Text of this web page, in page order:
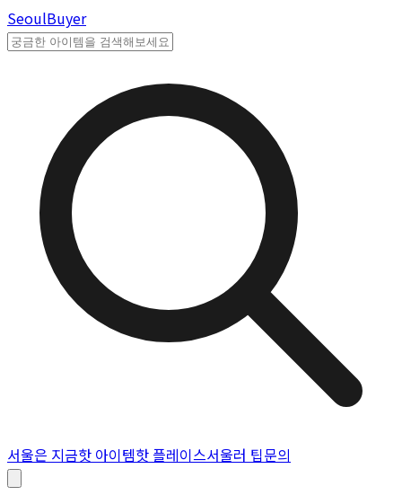
SeoulBuyer
서울은 지금핫 아이템핫 플레이스서울러 팁문의